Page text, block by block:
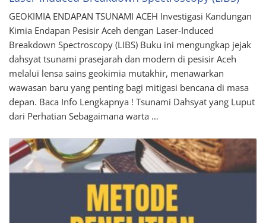
GEOKIMIA ENDAPAN TSUNAMI ACEH Investigasi Kandungan
Kimia Endapan Pesisir Aceh dengan Laser-Induced
Breakdown Spectroscopy (LIBS) Buku ini mengungkap jejak
dahsyat tsunami prasejarah dan modern di pesisir Aceh
melalui lensa sains geokimia mutakhir, menawarkan
wawasan baru yang penting bagi mitigasi bencana di masa
depan. Baca Info Lengkapnya ! Tsunami Dahsyat yang Luput
dari Perhatian Sebagaimana warta …